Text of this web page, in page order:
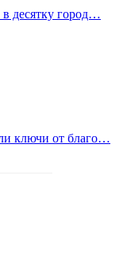
десятку город…
ключи от благо…